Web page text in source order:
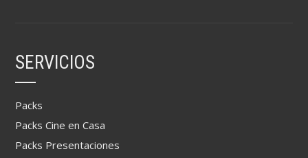
SERVICIOS
Packs
Packs Cine en Casa
Packs Presentaciones